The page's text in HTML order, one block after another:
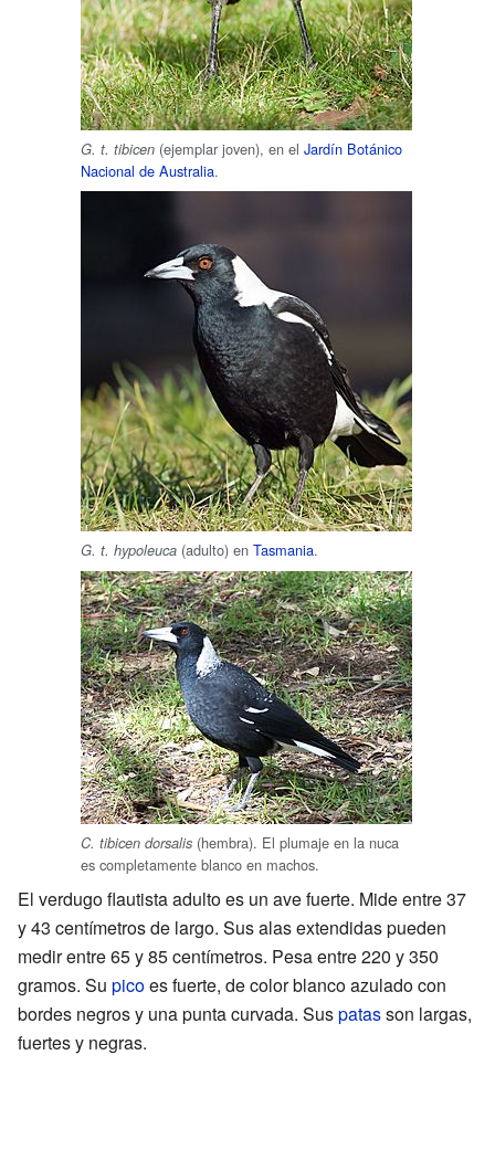
G. t. tibicen (ejemplar joven), en el Jardín Botánico
Nacional de Australia.
G. t. hypoleuca (adulto) en Tasmania.
C. tibicen dorsalis (hembra). El plumaje en la nuca
es completamente blanco en machos.
El verdugo flautista adulto es un ave fuerte. Mide entre 37
y 43 centímetros de largo. Sus alas extendidas pueden
medir entre 65 y 85 centímetros. Pesa entre 220 y 350
gramos. Su picoes fuerte, de color blanco azulado con
bordes negros y una punta curvada. Suspatasson largas,
fuertes y negras.